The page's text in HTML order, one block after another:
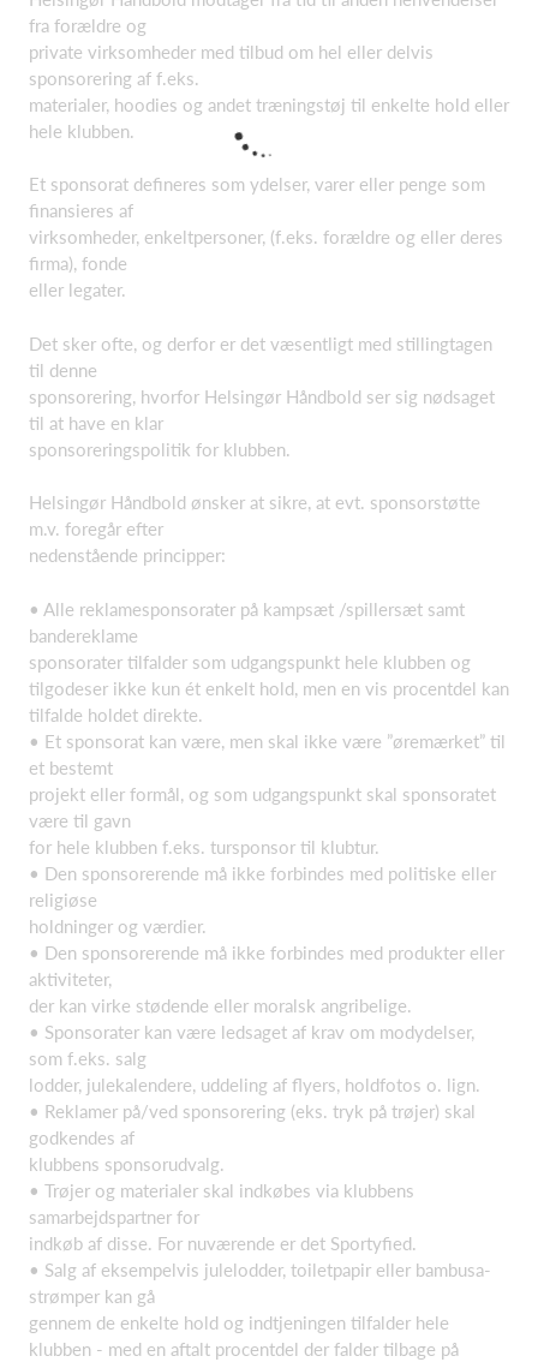
fra forældre og
private virksomheder med tilbud om hel eller delvis
sponsorering af f.eks.
materialer, hoodies og andet træningstøj til enkelte hold eller
hele klubben.
Et sponsorat defineres som ydelser, varer eller penge som
finansieres af
virksomheder, enkeltpersoner, (f.eks. forældre og eller deres
firma), fonde
eller legater.
Det sker ofte, og derfor er det væsentligt med stillingtagen
til denne
sponsorering, hvorfor Helsingør Håndbold ser sig nødsaget
til at have en klar
sponsoreringspolitik for klubben.
Helsingør Håndbold ønsker at sikre, at evt. sponsorstøtte
m.v. foregår efter
nedenstående principper:
• Alle reklamesponsorater på kampsæt /spillersæt samt
bandereklame
sponsorater tilfalder som udgangspunkt hele klubben og
tilgodeser ikke kun ét enkelt hold, men en vis procentdel kan
tilfalde holdet direkte.
• Et sponsorat kan være, men skal ikke være ”øremærket” til
et bestemt
projekt eller formål, og som udgangspunkt skal sponsoratet
være til gavn
for hele klubben f.eks. tursponsor til klubtur.
• Den sponsorerende må ikke forbindes med politiske eller
religiøse
holdninger og værdier.
• Den sponsorerende må ikke forbindes med produkter eller
aktiviteter,
der kan virke stødende eller moralsk angribelige.
• Sponsorater kan være ledsaget af krav om modydelser,
som f.eks. salg
lodder, julekalendere, uddeling af flyers, holdfotos o. lign.
• Reklamer på/ved sponsorering (eks. tryk på trøjer) skal
godkendes af
klubbens sponsorudvalg.
• Trøjer og materialer skal indkøbes via klubbens
samarbejdspartner for
indkøb af disse. For nuværende er det Sportyfied.
• Salg af eksempelvis julelodder, toiletpapir eller bambusa-
strømper kan gå
gennem de enkelte hold og indtjeningen tilfalder hele
klubben - med en aftalt procentdel der falder tilbage på